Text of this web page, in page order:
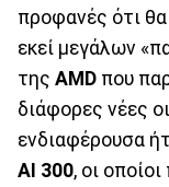
προφανές ότι
εκεί μεγάλων
της AMD που
διάφορες νέες
ενδιαφέρουσα
AI 300, οι